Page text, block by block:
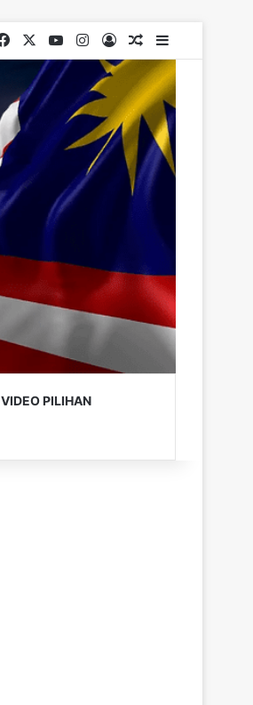
Facebook YouTubeInstagram
Log InRandom Article
VIDEO PILIHAN